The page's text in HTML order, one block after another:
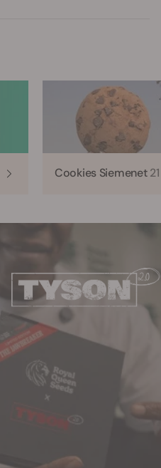
Cookies Siemenet21